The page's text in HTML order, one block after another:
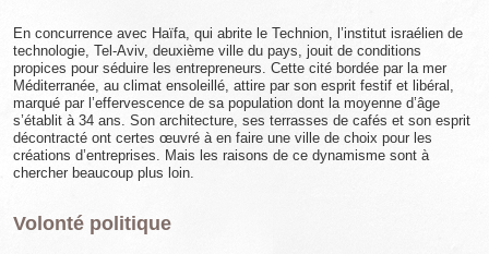
En concurrence avec Haïfa, qui abrite le Technion, l’institut israélien de
technologie, Tel-Aviv, deuxième ville du pays, jouit de conditions
propices pour séduire les entrepreneurs. Cette cité bordée par la mer
Méditerranée, au climat ensoleillé, attire par son esprit festif et libéral,
marqué par l’effervescence de sa population dont la moyenne d’âge
s’établit à 34 ans. Son architecture, ses terrasses de cafés et son esprit
décontracté ont certes œuvré à en faire une ville de choix pour les
créations d’entreprises. Mais les raisons de ce dynamisme sont à
chercher beaucoup plus loin.
Volonté politique